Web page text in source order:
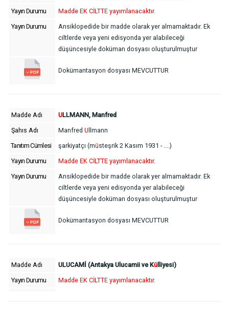
Yayın Durumu
Madde EK CİLTTE yayımlanacaktır.
Yayın Durumu
Ansiklopedide bir madde olarak yer almamaktadır. Ek
ciltlerde veya yeni edisyonda yer alabileceği
düşüncesiyle doküman dosyası oluşturulmuştur
Dokümantasyon dosyası MEVCUTTUR
Madde Adı ULLMANN, Manfred
Şahıs Adı
Manfred U llmann
Tanıtım Cümlesi
şarkiyatçı (müsteşrik 2 Kasım 1931 - ....)
Yayın Durumu
Madde EK CİLTTE yayımlanacaktır.
Yayın Durumu
Ansiklopedide bir madde olarak yer almamaktadır. Ek
ciltlerde veya yeni edisyonda yer alabileceği
düşüncesiyle doküman dosyası oluşturulmuştur
Dokümantasyon dosyası MEVCUTTUR
Madde Adı ULUCAMİ (Antakya Ulucamii ve Kü lliyesi)
Yayın Durumu
Madde EK CİLTTE yayımlanacaktır.